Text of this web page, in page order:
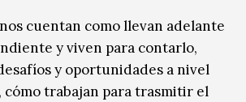
cuentan como llevan adelante
y viven para contarlo,
y oportunidades a nivel
cómo trabajan para trasmitir el